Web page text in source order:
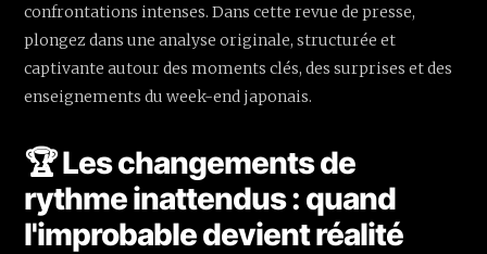
confrontations intenses. Dans cette revue de presse,
plongez dans une analyse originale, structurée et
captivante autour des moments clés, des surprises et des
enseignements du week-end japonais.
🏆 Les changements de
rythme inattendus : quand
l'improbable devient réalité